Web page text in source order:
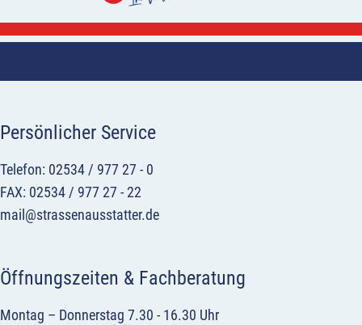
Persönlicher Service
Telefon: 02534 / 977 27 - 0
FAX: 02534 / 977 27 - 22
mail@strassenausstatter.de
Öffnungszeiten & Fachberatung
Montag – Donnerstag 7.30 - 16.30 Uhr